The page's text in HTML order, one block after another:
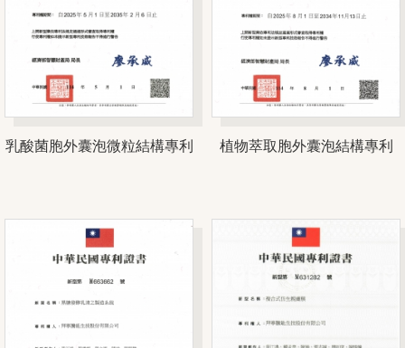
乳酸菌胞外囊泡微粒結構專利 植物萃取胞外囊泡結構專利